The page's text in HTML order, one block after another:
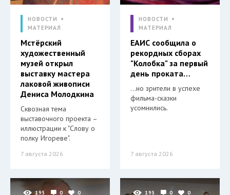
НОВОСТИ
МАТЕРИАЛ
Мстёрский
художественный
музей открыл
выставку мастера
лаковой живописи
Дениса Молодкина
Сквозная тема
выставочного проекта –
иллюстрации к "Слову о
полку Игореве".
7 августа 2026
НОВОСТИ
МАТЕРИАЛ
ЕАИС сообщила о
рекордных сборах
"Колобка" за первый
день проката…
…но зрители в успехе
фильма-сказки
усомнились.
7 августа 2026
195 0 0 195 0 0